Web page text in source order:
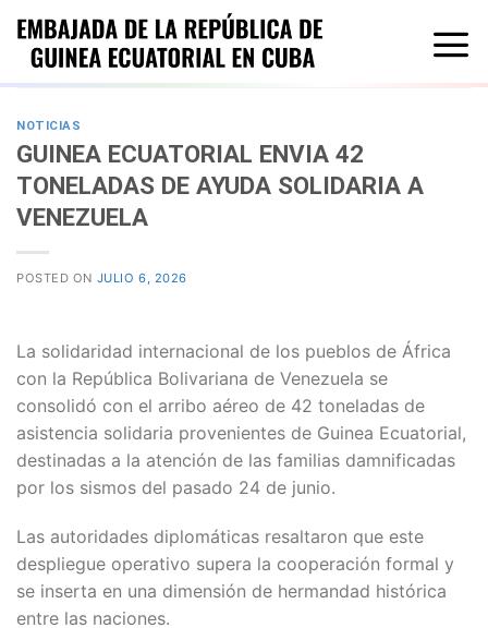
contenido
NOTICIAS
GUINEA ECUATORIAL ENVIA 42
TONELADAS DE AYUDA SOLIDARIA A
VENEZUELA
POSTED ON JULIO 6, 2026
La solidaridad internacional de los pueblos de África
con la República Bolivariana de Venezuela se
consolidó con el arribo aéreo de 42 toneladas de
asistencia solidaria provenientes de Guinea Ecuatorial,
destinadas a la atención de las familias damnificadas
por los sismos del pasado 24 de junio.
Las autoridades diplomáticas resaltaron que este
despliegue operativo supera la cooperación formal y
se inserta en una dimensión de hermandad histórica
entre las naciones.